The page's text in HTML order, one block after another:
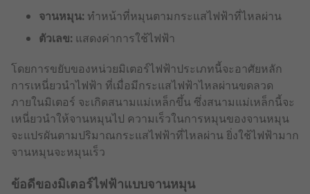
จานหมุน: ทำหน้าที่หมุนตามกระแสไฟฟ้าที่ไหลผ่าน
ตัวเลข: แสดงค่าการใช้ไฟฟ้า
โดยการขยับของหน่วยมิเตอร์ไฟฟ้าประเภทนี้จะอาศัยหลัก
การเหนี่ยวนำไฟฟ้า ที่เมื่อมีกระแสไฟฟ้าไหลผ่านขดลวด
ภายในมิเตอร์ จะเกิดสนามแม่เหล็กขึ้น ซึ่งสนามแม่เหล็กนี้จะ
เหนี่ยวนำให้จานหมุนไป ความเร็วในการหมุนของจานหมุน
จะแปรผันตามปริมาณกระแสไฟฟ้าที่ไหลผ่าน ยิ่งใช้ไฟฟ้ามาก
จานหมุนจะหมุนเร็ว
ข้อดีของมิเตอร์ไฟฟ้าแบบจานหมุน